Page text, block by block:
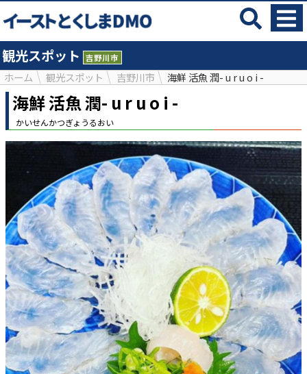
観光スポット 吉野川市
ホーム 観光スポット 吉野川市 海鮮 活魚 潤- u r u o i -
海鮮 活魚 潤- u r u o i -
かいせんかつぎょうるおい